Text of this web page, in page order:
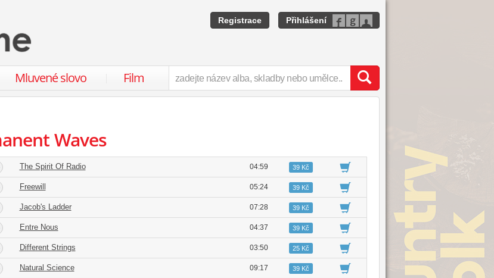
Registrace Přihlášení
Mluvené slovo Film
Waves
The Spirit Of Radio 04:59 39 Kč
Freewill 05:24 39 Kč
Jacob's Ladder 07:28 39 Kč
Entre Nous 04:37 39 Kč
Different Strings 03:50 25 Kč
Natural Science 09:17 39 Kč